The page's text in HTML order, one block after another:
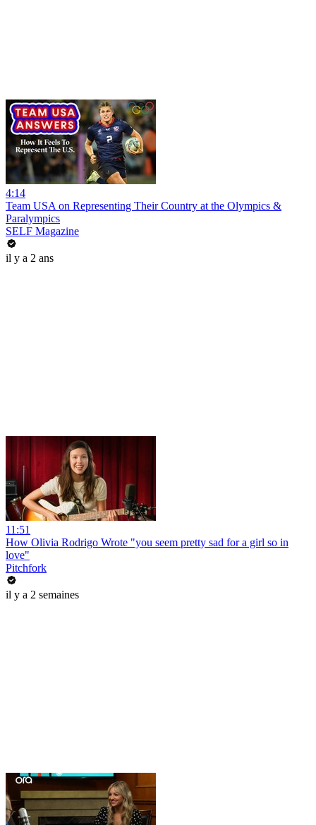
4:14
Team USA on Representing Their Country at the Olympics &
Paralympics
SELF Magazine
il y a 2 ans
11:51
How Olivia Rodrigo Wrote "you seem pretty sad for a girl so in
love"
Pitchfork
il y a 2 semaines